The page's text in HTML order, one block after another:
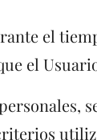
el
el